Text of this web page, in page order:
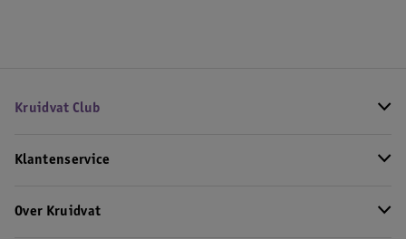
Kruidvat Club
Klantenservice
Over Kruidvat